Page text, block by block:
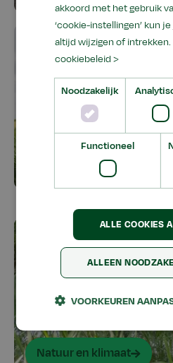
Natuur en klimaat
akkoord met het gebruik
‘cookie-instellingen’ kun
altijd wijzigen of intrekken.
cookiebeleid >
Noodzakelijk
Functioneel
ALLE COOKIES
ALLEEN
VOORKEUREN